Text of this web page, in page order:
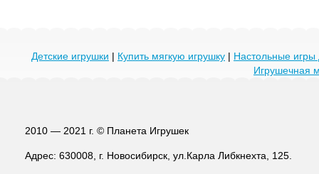
Детские игрушки | Купить мягкую игрушку | Настольные игры
Игрушечная
2010 — 2021 г. © Планета Игрушек
Адрес: 630008, г. Новосибирск, ул.Карла Либкнехта, 125.